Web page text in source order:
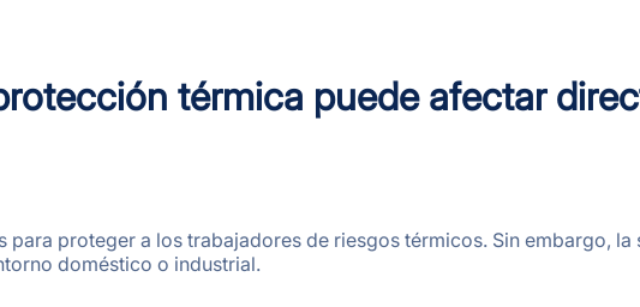
térmica puede afectar
proteger a los trabajadores de riesgos térmicos. Sin embargo,
doméstico o industrial.